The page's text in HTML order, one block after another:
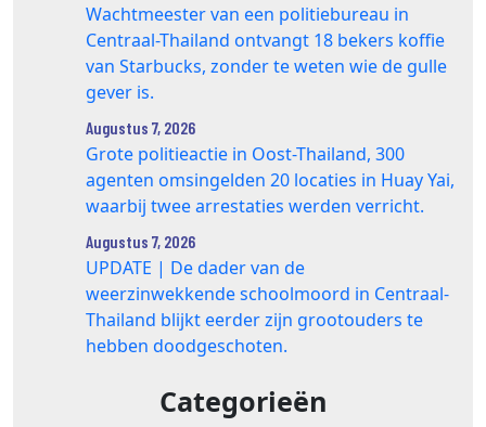
Wachtmeester van een politiebureau in
Centraal-Thailand ontvangt 18 bekers koffie
van Starbucks, zonder te weten wie de gulle
gever is.
Augustus 7, 2026
Grote politieactie in Oost-Thailand, 300
agenten omsingelden 20 locaties in Huay Yai,
waarbij twee arrestaties werden verricht.
Augustus 7, 2026
UPDATE | De dader van de
weerzinwekkende schoolmoord in Centraal-
Thailand blijkt eerder zijn grootouders te
hebben doodgeschoten.
Categorieën